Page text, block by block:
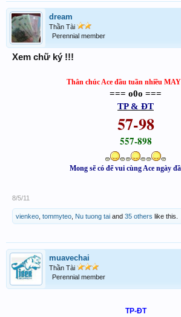
dream
Thần Tài
Perennial member
Xem chữ ký !!!
Thân chúc Ace đầu tuần nhiều
=== o0o ===
TP & ĐT
57-98
557-898
Mong sẽ có để vui cùng Ace ngày
8/5/11
vienkeo tommyteo Nu tuong tai and 35 others like this.
muavechai
Thần Tài
Perennial member
TP-ĐT